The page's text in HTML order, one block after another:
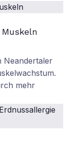
Neandertaler
mehr